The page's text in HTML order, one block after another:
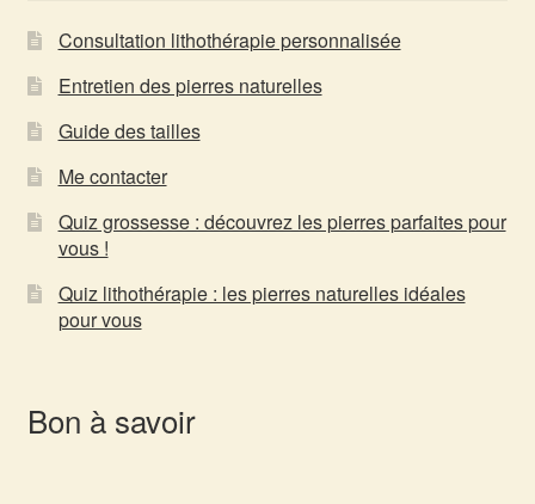
Consultation lithothérapie personnalisée
Entretien des pierres naturelles
Guide des tailles
Me contacter
Quiz grossesse : découvrez les pierres parfaites pour
vous !
Quiz lithothérapie : les pierres naturelles idéales
pour vous
Bon à savoir